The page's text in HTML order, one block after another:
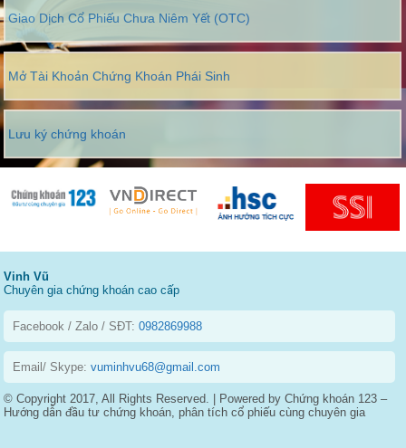
Giao Dịch Cổ Phiếu Chưa Niêm Yết (OTC)
Mở Tài Khoản Chứng Khoán Phái Sinh
Lưu ký chứng khoán
Vinh Vũ
Chuyên gia chứng khoán cao cấp
Facebook / Zalo / SĐT:0982869988
Email/ Skype:vuminhvu68@gmail.com
© Copyright 2017, All Rights Reserved. | Powered by Chứng khoán 123 –
Hướng dẫn đầu tư chứng khoán, phân tích cổ phiếu cùng chuyên gia